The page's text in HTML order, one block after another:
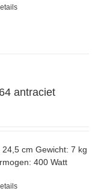
antraciet
cm Gewicht: 7 kg
400 Watt